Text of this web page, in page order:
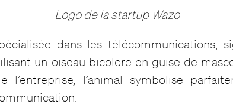
Logo de la startup Wazo
dans les télécommunications,
un oiseau bicolore en guise de
l’entreprise, l’animal symbolise